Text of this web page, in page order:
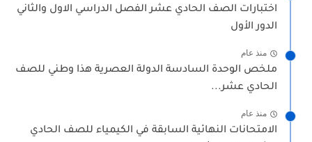
اختبارات الصف الحادي عشر الفصل الدراسي الاول والثاني
الدور الأول
منذ عام
ملخص الوحدة السادسة الدولة العصرية هذا وطني للصف
الحادي عشر...
منذ عام
الامتحانات النهائية السابقة في الكيمياء للصف الحادي